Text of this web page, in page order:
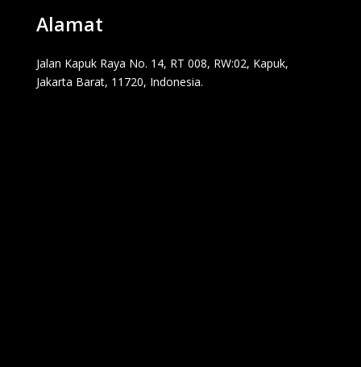
Alamat
Jalan Kapuk Raya No. 14, RT 008, RW:02, Kapuk,
Jakarta Barat, 11720, Indonesia.